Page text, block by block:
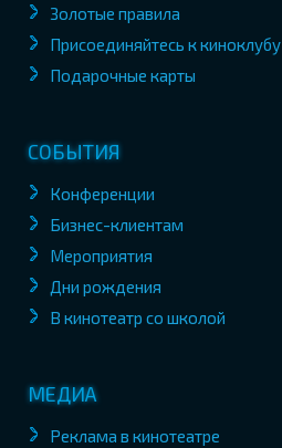
Золотые правила
Присоединяйтесь к киноклубу
Подарочные карты
СОБЫТИЯ
Конференции
Бизнес-клиентам
Мероприятия
Дни рождения
В кинотеатр со школой
МЕДИА
Реклама в кинотеатре